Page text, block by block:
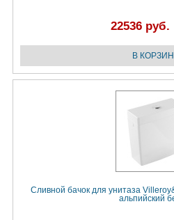
22536 руб.
Сливной бачок для унитаза
альпийский